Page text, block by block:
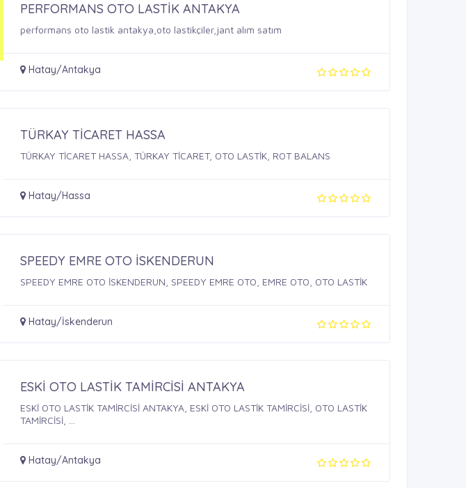
PERFORMANS OTO LASTİK ANTAKYA
performans oto lastik antakya,oto lastikçiler,jant alım satım
Hatay/Antakya
TÜRKAY TİCARET HASSA
TÜRKAY TİCARET HASSA, TÜRKAY TİCARET, OTO LASTİK, ROT BALANS
Hatay/Hassa
SPEEDY EMRE OTO İSKENDERUN
SPEEDY EMRE OTO İSKENDERUN, SPEEDY EMRE OTO, EMRE OTO, OTO LASTİK
Hatay/İskenderun
ESKİ OTO LASTİK TAMİRCİSİ ANTAKYA
ESKİ OTO LASTİK TAMİRCİSİ ANTAKYA, ESKİ OTO LASTİK TAMİRCİSİ, OTO LASTİK
TAMİRCİSİ, ...
Hatay/Antakya